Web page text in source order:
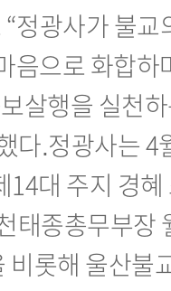
정광사가 불교
음으로 화합
살행을 실천
다.정광사는 4
14대 주지 경
태종총무부장
비롯해 울산불